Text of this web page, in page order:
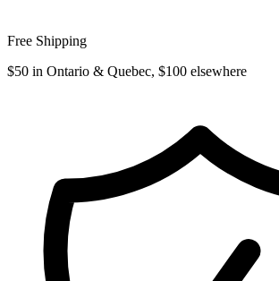
Free Shipping
$50 in Ontario & Quebec, $100 elsewhere